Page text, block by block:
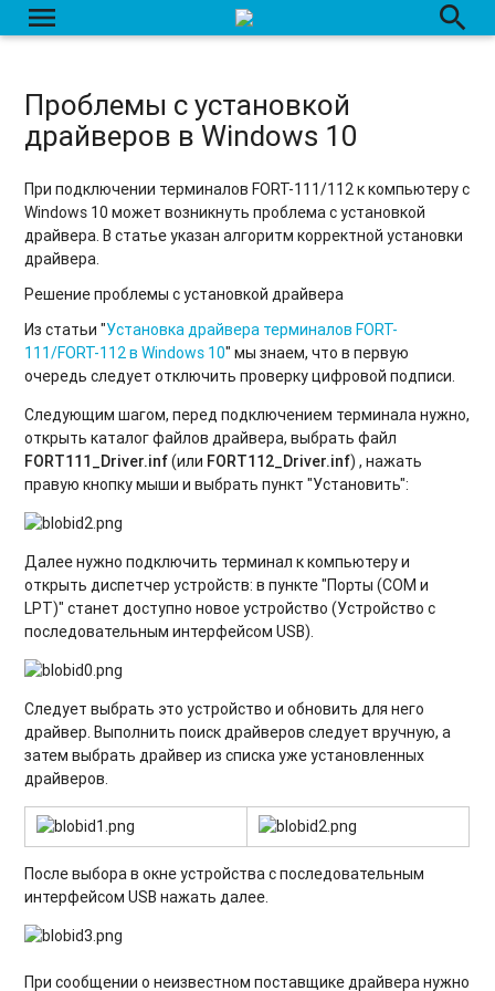
menu search
Проблемы с установкой
драйверов в Windows 10
При подключении терминалов FORT-111/112 к компьютеру с
Windows 10 может возникнуть проблема с установкой
драйвера. В статье указан алгоритм корректной установки
драйвера.
Решение проблемы с установкой драйвера
Из статьи "Установка драйвера терминалов FORT-
111/FORT-112 в Windows 10" мы знаем, что в первую
очередь следует отключить проверку цифровой подписи.
Следующим шагом, перед подключением терминала нужно,
открыть каталог файлов драйвера, выбрать файл
FORT111_Driver.inf(или FORT112_Driver.inf) , нажать
правую кнопку мыши и выбрать пункт "Установить":
Далее нужно подключить терминал к компьютеру и
открыть диспетчер устройств: в пункте "Порты (COM и
LPT)" станет доступно новое устройство (Устройство с
последовательным интерфейсом USB).
Следует выбрать это устройство и обновить для него
драйвер. Выполнить поиск драйверов следует вручную, а
затем выбрать драйвер из списка уже установленных
драйверов.
После выбора в окне устройства с последовательным
интерфейсом USB нажать далее.
При сообщении о неизвестном поставщике драйвера нужно